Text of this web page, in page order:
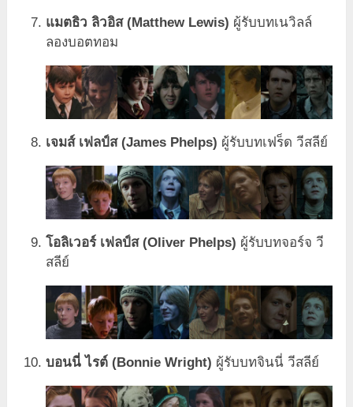
แมตธิว ลิวอิส (Matthew Lewis) ผู้รับบทเนวิลล์
ลองบอตทอม
เจมส์ เฟลป์ส (James Phelps) ผู้รับบทเฟร็ด วีสลีย์
โอลิเวอร์ เฟลป์ส (Oliver Phelps) ผู้รับบทจอร์จ วี
สลีย์
บอนนี่ ไรต์ (Bonnie Wright) ผู้รับบทจินนี่ วีสลีย์